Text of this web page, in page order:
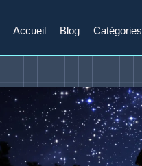
Accueil Blog Catégories